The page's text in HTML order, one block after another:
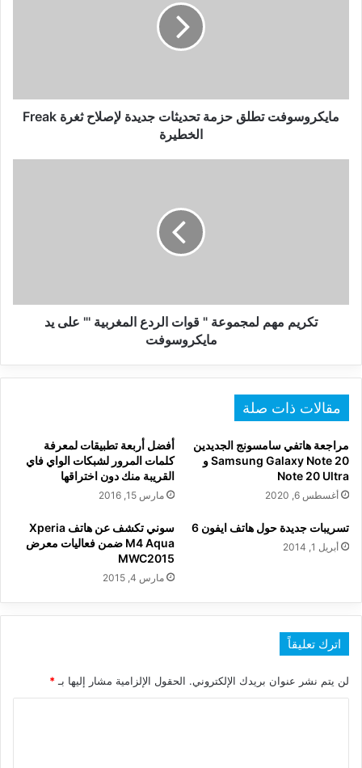
الخطيرة
مايكروسوفت تطلق حزمة تحديثات جديدة لإصلاح ثغرة Freak
الخطيرة
على
تكريم مهم لمجموعة " قوات الردع المغربية '" على يد
مايكروسوفت
مقالات ذات صلة
مراجعة هاتفي سامسونج الجديدين
Samsung Galaxy Note 20 و
Note 20 Ultra
أغسطس 6, 2020
أفضل أربعة تطبيقات لمعرفة
كلمات المرور لشبكات الواي فاي
القريبة منك دون اختراقها
مارس 15, 2016
تسريبات جديدة حول هاتف ايفون 6
أبريل 1, 2014
سوني تكشف عن هاتف Xperia
M4 Aqua ضمن فعاليات معرض
MWC2015
مارس 4, 2015
اترك تعليقاً
لن يتم نشر عنوان بريدك الإلكتروني. الحقول الإلزامية مشار إليها بـ*